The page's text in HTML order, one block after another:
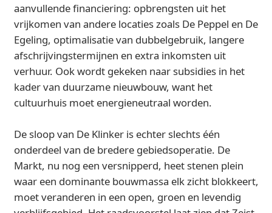
aanvullende financiering: opbrengsten uit het
vrijkomen van andere locaties zoals De Peppel en De
Egeling, optimalisatie van dubbelgebruik, langere
afschrijvingstermijnen en extra inkomsten uit
verhuur. Ook wordt gekeken naar subsidies in het
kader van duurzame nieuwbouw, want het
cultuurhuis moet energieneutraal worden.
De sloop van De Klinker is echter slechts één
onderdeel van de bredere gebiedsoperatie. De
Markt, nu nog een versnipperd, heet stenen plein
waar een dominante bouwmassa elk zicht blokkeert,
moet veranderen in een open, groen en levendig